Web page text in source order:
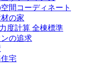
間コーディネート
の家
度計算 全棟標準
の追求
宅